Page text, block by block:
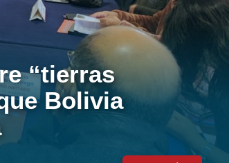
“tierras
Bolivia